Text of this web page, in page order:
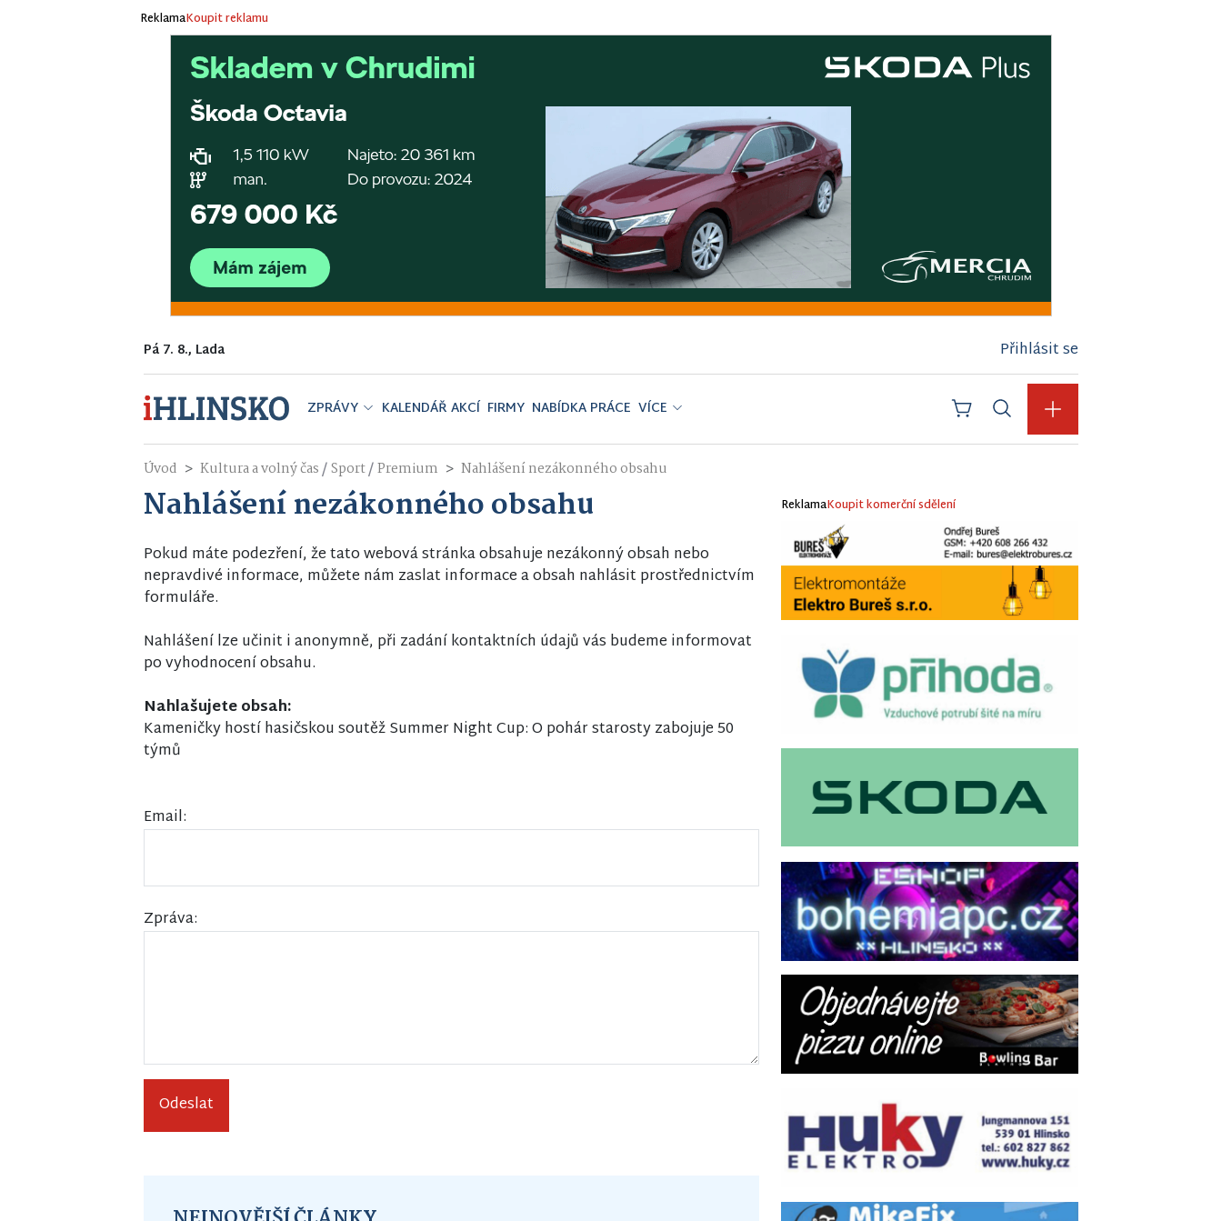
ReklamaKoupit reklamu
Pá 7. 8., Lada Přihlásit se
ZPRÁVY KALENDÁŘ AKCÍ FIRMY NABÍDKA PRÁCE VÍCE
Úvod Kultura a volný čas/Sport/Premium Nahlášení nezákonného obsahu
Nahlášení nezákonného obsahu
Pokud máte podezření, že tato webová stránka obsahuje nezákonný obsah nebo
nepravdivé informace, můžete nám zaslat informace a obsah nahlásit prostřednictvím
formuláře.
Nahlášení lze učinit i anonymně, při zadání kontaktních údajů vás budeme informovat
po vyhodnocení obsahu.
Nahlašujete obsah:
Kameničky hostí hasičskou soutěž Summer Night Cup: O pohár starosty zabojuje 50
týmů
Email:
Zpráva:
Odeslat
ReklamaKoupit komerční sdělení